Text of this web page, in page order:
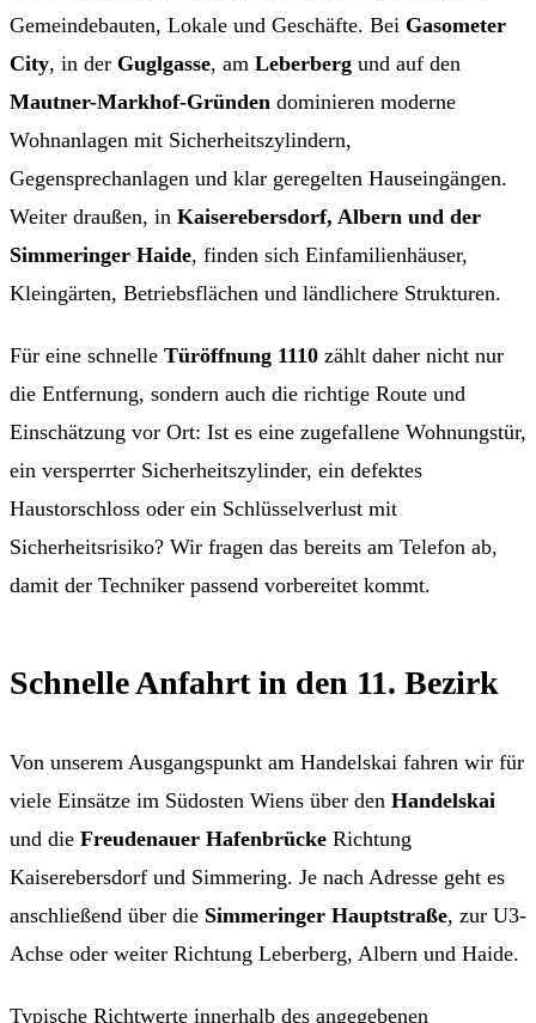
Gemeindebauten, Lokale und Geschäfte. Bei Gasometer
City, in der Guglgasse, am Leberberg und auf den
Mautner-Markhof-Gründen dominieren moderne
Wohnanlagen mit Sicherheitszylindern,
Gegensprechanlagen und klar geregelten Hauseingängen.
Weiter draußen, in Kaiserebersdorf, Albern und der
Simmeringer Haide, finden sich Einfamilienhäuser,
Kleingärten, Betriebsflächen und ländlichere Strukturen.
Für eine schnelle Türöffnung 1110 zählt daher nicht nur
die Entfernung, sondern auch die richtige Route und
Einschätzung vor Ort: Ist es eine zugefallene Wohnungstür,
ein versperrter Sicherheitszylinder, ein defektes
Haustorschloss oder ein Schlüsselverlust mit
Sicherheitsrisiko? Wir fragen das bereits am Telefon ab,
damit der Techniker passend vorbereitet kommt.
Schnelle Anfahrt in den 11. Bezirk
Von unserem Ausgangspunkt am Handelskai fahren wir für
viele Einsätze im Südosten Wiens über den Handelskai
und die Freudenauer Hafenbrücke Richtung
Kaiserebersdorf und Simmering. Je nach Adresse geht es
anschließend über die Simmeringer Hauptstraße, zur U3-
Achse oder weiter Richtung Leberberg, Albern und Haide.
Typische Richtwerte innerhalb des angegebenen